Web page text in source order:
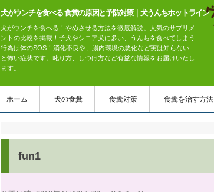
犬がウンチを食べる 食糞の原因と予防対策｜犬うんちホットライン
犬がウンチを食べる！やめさせる方法を徹底解説。人気のサプリメ
ントの比較を掲載！子犬やシニア犬に多い、うんちを食べてしまう
行為は体のSOS！消化不良や、腸内環境の悪化など実は知らない
と怖い症状です。叱り方、しつけ方など有益な情報をお届けいたし
ます。
ホーム 犬の食糞 食糞対策 食糞を治す方法
fun1